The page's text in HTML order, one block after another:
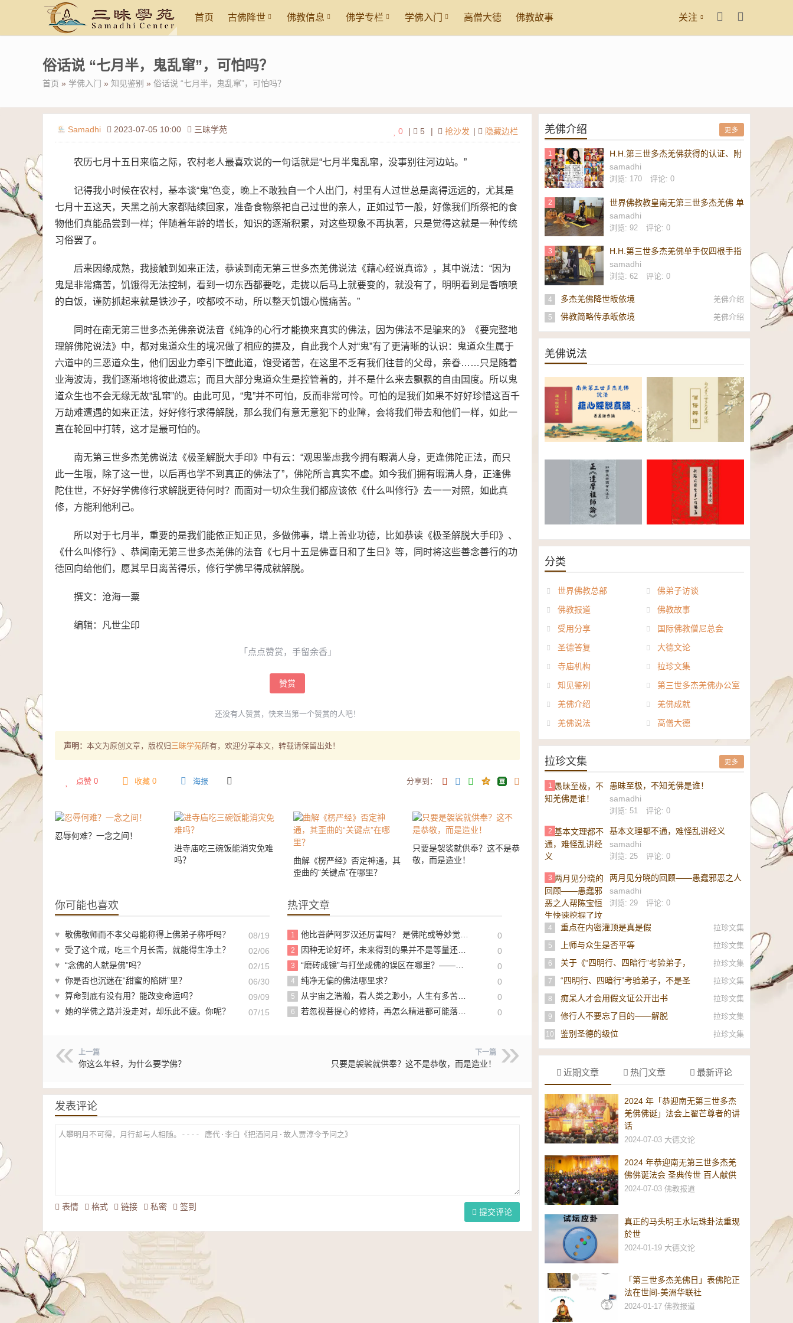
关注
首页 古佛降世 佛教信息 佛学专栏 学佛入门 高僧大德 佛教故事
俗话说 “七月半，鬼乱窜”，可怕吗？
首页 » 学佛入门 » 知见鉴别 » 俗话说 “七月半，鬼乱窜”，可怕吗？
Samadhi 2023-07-05 10:00 三昧学苑 | 隐藏边栏
| 抢沙发
| 5
0
农历七月十五日来临之际，农村老人最喜欢说的一句话就是“七月半鬼乱窜，没事别往河边站。”
记得我小时候在农村，基本谈“鬼”色变，晚上不敢独自一个人出门，村里有人过世总是离得远远的，尤其是
七月十五这天，天黑之前大家都陆续回家，准备食物祭祀自己过世的亲人，正如过节一般，好像我们所祭祀的食
物他们真能品尝到一样；伴随着年龄的增长，知识的逐渐积累，对这些现象不再执著，只是觉得这就是一种传统
习俗罢了。
后来因缘成熟，我接触到如来正法，恭读到南无第三世多杰羌佛说法《藉心经说真谛》，其中说法：“因为
鬼是非常痛苦，饥饿得无法控制，看到一切东西都要吃，走拢以后马上就要变的，就没有了，明明看到是香喷喷
的白饭，谨防抓起来就是铁沙子，咬都咬不动，所以整天饥饿心慌痛苦。”
同时在南无第三世多杰羌佛亲说法音《纯净的心行才能换来真实的佛法，因为佛法不是骗来的》《要完整地
理解佛陀说法》中，都对鬼道众生的境况做了相应的提及，自此我个人对“鬼”有了更清晰的认识：鬼道众生属于
六道中的三恶道众生，他们因业力牵引下堕此道，饱受诸苦，在这里不乏有我们往昔的父母，亲眷……只是随着
业海波涛，我们逐渐地将彼此遗忘；而且大部分鬼道众生是控管着的，并不是什么来去飘飘的自由国度。所以鬼
道众生也不会无缘无故“乱窜”的。由此可见，“鬼”并不可怕，反而非常可怜。可怕的是我们如果不好好珍惜这百千
万劫难遭遇的如来正法，好好修行求得解脱，那么我们有意无意犯下的业障，会将我们带去和他们一样，如此一
直在轮回中打转，这才是最可怕的。
南无第三世多杰羌佛说法《极圣解脱大手印》中有云：“观思鉴虑我今拥有暇满人身，更逢佛陀正法，而只
此一生哦，除了这一世，以后再也学不到真正的佛法了”，佛陀所言真实不虚。如今我们拥有暇满人身，正逢佛
陀住世，不好好学佛修行求解脱更待何时？而面对一切众生我们都应该依《什么叫修行》去一一对照，如此真
修，方能利他利己。
所以对于七月半，重要的是我们能依正知正见，多做佛事，增上善业功德，比如恭读《极圣解脱大手印》、
《什么叫修行》、恭闻南无第三世多杰羌佛的法音《七月十五是佛喜日和了生日》等，同时将这些善念善行的功
德回向给他们，愿其早日离苦得乐，修行学佛早得成就解脱。
撰文：沧海一粟
编辑：凡世尘印
「点点赞赏，手留余香」
赞赏
还没有人赞赏，快来当第一个赞赏的人吧！
声明： 本文为原创文章，版权归 三昧学苑所有，欢迎分享本文，转载请保留出处！
点赞 0 收藏 0 海报 分享到：
忍辱何难？一念之间！
进寺庙吃三碗饭能消灾免难
吗？
曲解《楞严经》否定神通，其
歪曲的“关键点”在哪里？
只要是袈裟就供奉？这不是恭
敬，而是造业！
你可能也喜欢
♥ 敬佛敬师而不孝父母能称得上佛弟子称呼吗？
08/19
♥
受了这个戒，吃三个月长斋，就能得生净土？
02/06
♥ “念佛的人就是佛”吗？
02/15
♥ 你是否也沉迷在“甜蜜的陷阱”里？
06/30
♥ 算命到底有没有用？能改变命运吗？
09/09
♥ 她的学佛之路并没走对，却乐此不疲。你呢？ 07/15
热评文章
1 他比菩萨阿罗汉还厉害吗？ 是佛陀或等妙觉菩萨转世吗？ 0
2 因种无论好坏，未来得到的果并不是等量还报，往往会增至许多倍 0
3 “磨砖成镜”与打坐成佛的误区在哪里？——读怀让禅师与马祖道一故事有感 0
4 纯净无偏的佛法哪里求？ 0
5 从宇宙之浩瀚，看人类之渺小，人生有多苦短？ 0
6 若忽视菩提心的修持，再怎么精进都可能落入邪恶的修行！ 0
上一篇
你这么年轻，为什么要学佛？
下一篇
只要是袈裟就供奉？这不是恭敬，而是造业！
发表评论
表情 格式 链接 私密 签到
提交评论
更多
羌佛介绍
1
H.H.第三世多杰羌佛获得的认证、附
议、恭贺
samadhi
浏览: 170 评论: 0
2
世界佛教教皇南无第三世多杰羌佛 单
手勾提 437.2 磅金刚杵-维加斯新闻
报
samadhi
浏览: 92 评论: 0
3
H.H.第三世多杰羌佛单手仅四根手指
勾起 437.2 磅重的镇殿金刚杵-美新
社
samadhi
浏览: 62 评论: 0
4 多杰羌佛降世皈依境 羌佛介绍
5 佛教简略传承皈依境 羌佛介绍
羌佛说法
真谛》普通话恭诵（全）电子书
辩语
分类
世界佛教总部
佛弟子访谈
佛教报道
佛教故事
受用分享
国际佛教僧尼总会
圣德答复
大德文论
寺庙机构
拉珍文集
知见鉴别
第三世多杰羌佛办公室
羌佛介绍
羌佛成就
羌佛说法
高僧大德
更多
拉珍文集
1
愚昧至极，不知羌佛是谁！
samadhi
浏览: 51 评论: 0
2
基本文理都不通，难怪乱讲经义
samadhi
浏览: 25 评论: 0
3
两月见分晓的回顾——愚蠢邪恶之人
帮陈宝恒生快速挖掘了坟墓
samadhi
浏览: 29 评论: 0
4 重点在内密灌顶是真是假 拉珍文集
5 上师与众生是否平等 拉珍文集
6
关于《“四明行、四暗行”考验弟子，
不是圣者，即是邪师》的补充
拉珍文集
7
“四明行、四暗行”考验弟子，不是圣
者，即是邪师！
拉珍文集
8 痴呆人才会用假文证公开出书 拉珍文集
9 修行人不要忘了目的——解脱 拉珍文集
10 鉴别圣德的级位 拉珍文集
近期文章 热门文章 最新评论
2024 年「恭迎南无第三世多杰
羌佛佛诞」法会上翟芒尊者的讲
话
2024-07-03 大德文论
2024 年恭迎南无第三世多杰羌
佛佛诞法会 圣典传世 百人献供
2024-07-03 佛教报道
真正的马头明王水坛珠卦法重现
於世
2024-01-19 大德文论
「第三世多杰羌佛日」表佛陀正
法在世间-美洲华联社
2024-01-17 佛教报道